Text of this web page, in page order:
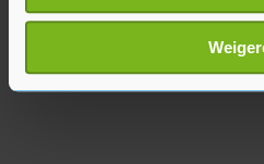
scannen op specifieke
Lees meer over hoe uw
verwerkt en stel uw
U kunt uw toestemming op elk